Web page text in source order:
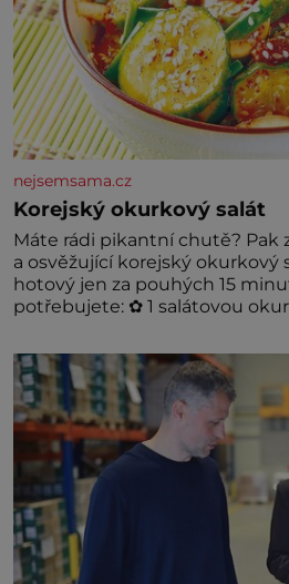
nejsemsama.cz
Korejský okurkový salát
Máte rádi pikantní chutě?
a osvěžující korejský okurkový
hotový jen za pouhých 15
potřebujete: ✿ 1 salátovou
rýžového octa ✿ 1 lžičku
chilli ✿ 1 lžičku cukru ✿ 1 jarní
sezamových semínek